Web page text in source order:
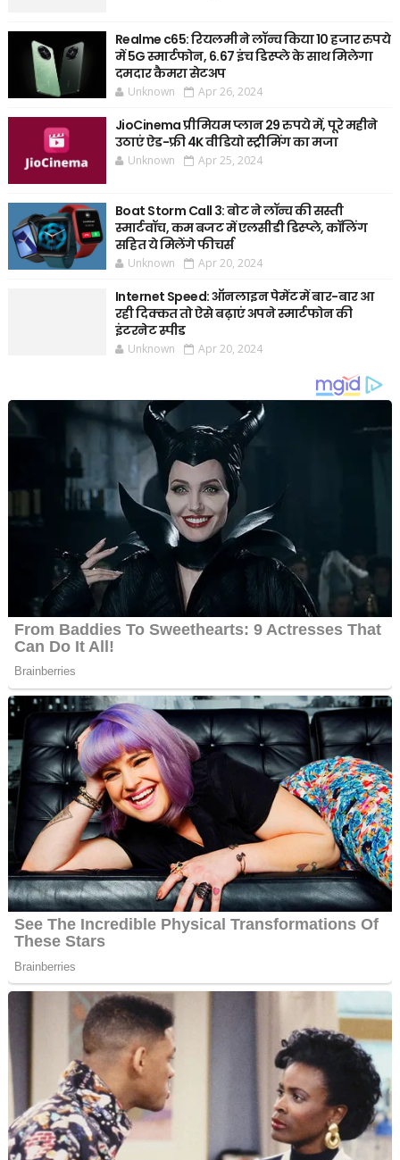
Realme c65: रियलमी ने लॉन्च किया 10 हजार रुपये
में 5G स्मार्टफोन, 6.67 इंच डिस्प्ले के साथ मिलेगा
दमदार कैमरा सेटअप
Unknown Apr 26, 2024
JioCinema प्रीमियम प्लान 29 रुपये में, पूरे महीने
उठाएं ऐड-फ्री 4K वीडियो स्ट्रीमिंग का मजा
Unknown Apr 25, 2024
Boat Storm Call 3: बोट ने लॉन्च की सस्ती
स्मार्टवॉच, कम बजट में एलसीडी डिस्प्ले, कॉलिंग
सहित ये मिलेंगे फीचर्स
Unknown Apr 20, 2024
Internet Speed: ऑनलाइन पेमेंट में बार-बार आ
रही दिक्कत तो ऐसे बढ़ाएं अपने स्मार्टफोन की
इंटरनेट स्पीड
Unknown Apr 20, 2024